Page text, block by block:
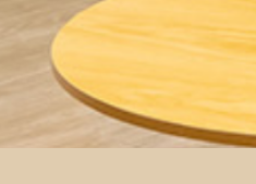
Angela
詢問設備
私密留言，只有版主能看見